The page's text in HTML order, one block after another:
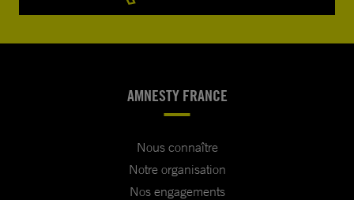
AMNESTY FRANCE
Nous connaître
Notre organisation
Nos engagements